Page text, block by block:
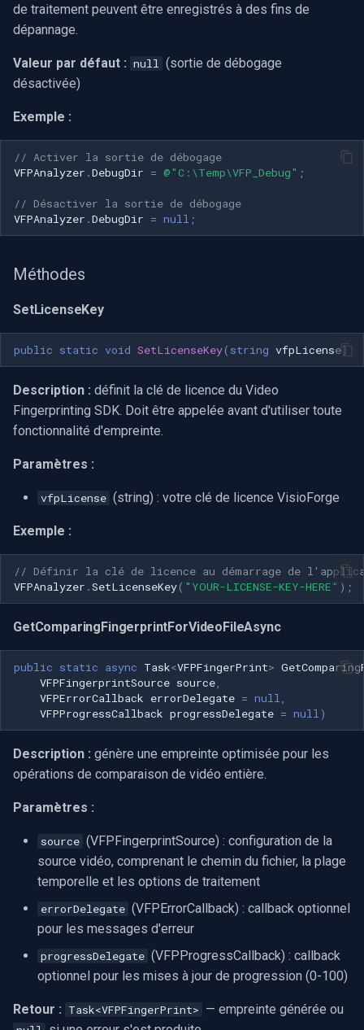
Toshiba
LG
Q-See
Speco Technologies
Basler
Avigilon
LILIN
CP Plus
BrickCom
Edimax
Uniview (UNV)
Hanwha Vision
EZVIZ
Imou
Wyze
de traitement peuvent être enregistrés à des fins de
dépannage.
Valeur par défaut : null (sortie de débogage
désactivée)
Exemple :
// Activer la sortie de débogage
VFPAnalyzer .DebugDir = @"C:\Temp\VFP_Debug" ;
// Désactiver la sortie de débogage
VFPAnalyzer .DebugDir = null ;
Méthodes
SetLicenseKey
public static void SetLicenseKey( string vfpLicense)
Description : définit la clé de licence du Video
Fingerprinting SDK. Doit être appelée avant d'utiliser toute
fonctionnalité d'empreinte.
Paramètres :
vfpLicense (string) : votre clé de licence VisioForge
Exemple :
// Définir la clé de licence au démarrage de
VFPAnalyzer .SetLicenseKey( "YOUR-LICENSE-KEY-HERE" );
GetComparingFingerprintForVideoFileAsync
public static async Task<VFPFingerPrint>
VFPFingerprintSource source
VFPErrorCallback errorDelegate = null
VFPProgressCallback progressDelegate = null )
Description : génère une empreinte optimisée pour les
opérations de comparaison de vidéo entière.
Paramètres :
source (VFPFingerprintSource) : configuration de la
source vidéo, comprenant le chemin du fichier, la plage
temporelle et les options de traitement
errorDelegate (VFPErrorCallback) : callback optionnel
pour les messages d'erreur
progressDelegate (VFPProgressCallback) : callback
optionnel pour les mises à jour de progression (0-100)
Retour : Task<VFPFingerPrint> — empreinte générée ou